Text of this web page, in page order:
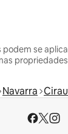
podem se
Navarra